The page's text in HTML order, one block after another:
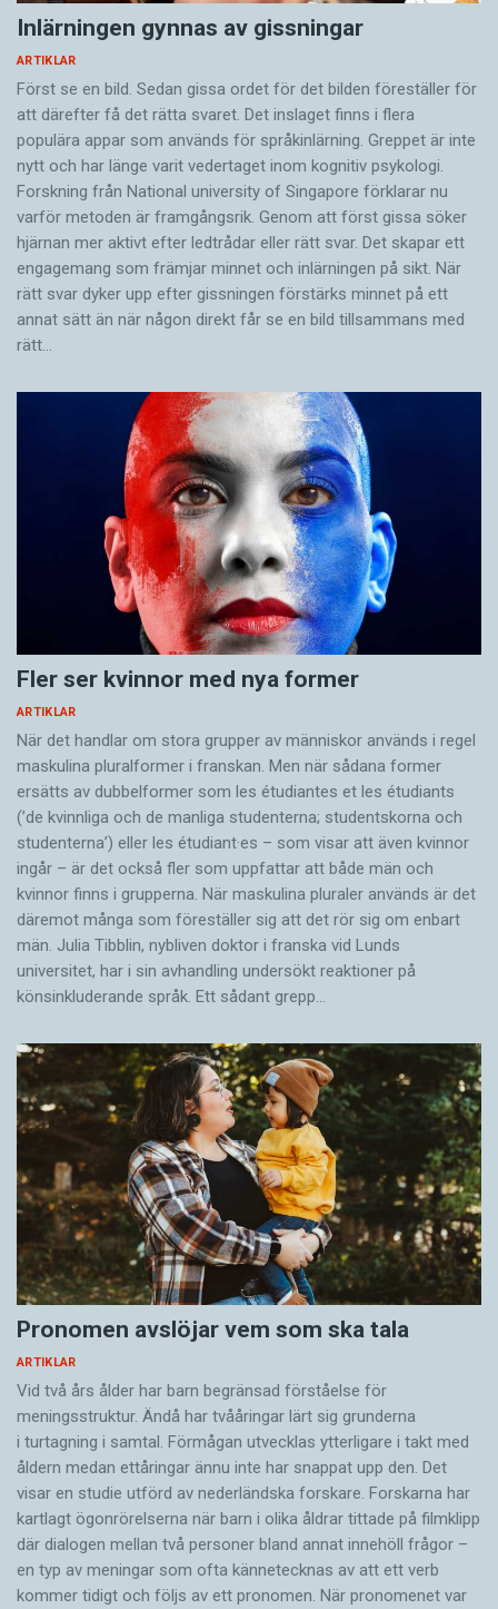
också skrivit böcker om flerspråkighet och
håller föreläsningar i ämnet för andra föräldrar.
Enligt Michelle Cadeau har barnens plats i
syskonskaran stor betydelse för hur väl de lär
sig tala sitt andraspråk, något som även stöds
av forskning.
– Det första barnet får ofta betydligt mer tid
och uppmärksamhet från föräldrarna än det
andra barnet, och det påverkar självfallet
möjligheten att lära sig sitt minoritetsspråk.
Michelle Cadeau är född och uppvuxen i
Sverige, men bor i dag i USA med sin man som
kommer från Haiti. Parets två barn talade
svenska ihop de första åren, men när äldsta
sonen började skolan övergick de till engelska.
– Den stora pojken tyckte att det var lättare
eftersom han talade engelska i skolan. Den lilla,
som gör allt för att bli som storebror, gjorde
likadant. Men när de pratar om eller är i Sverige
använder de svenska.
Michelle Cadeaus råd är att utnyttja tiden med
första barnet för att stärka minoritetsspråket
så mycket det går. När nästa barn kommer kan
man gärna be det stora barnet hjälpa till att tala
minoritetsspråket med sitt nya syskon.
– Efter några år kommer barnen att prata mer
första barnet då har lärt sig minoritetsspråket,
kan man glömma att tvåan ska göra det.
* Mamusiu, idziesz teraz do pracy (polska):
’Mamma, ska du gå och jobba nu?’
Baba, Juliaru didi? (persiska): ’Pappa, har du
sett Julia?’
Inlärningen gynnas av gissningar
ARTIKLAR
Först se en bild. Sedan gissa ordet för det bilden föreställer för
att därefter få det rätta svaret. Det inslaget finns i flera
populära appar som används för språkinlärning. Greppet är inte
nytt och har länge varit vedertaget inom kognitiv psykologi.
Forskning från National university of Singa­pore förklarar nu
varför metoden är framgångsrik. Genom att först gissa ­söker
hjärnan mer aktivt ­efter ledtrådar eller rätt svar. Det skapar ett
engagemang som främjar minnet och inlärningen på sikt. När
rätt svar dyker upp efter gissningen förstärks minnet på ett
annat sätt än när någon direkt får se en bild tillsammans med
rätt…
Fler ser kvinnor med nya former
ARTIKLAR
När det handlar om stora grupper av människor används i regel
maskulina pluralformer i franskan. Men när sådana ­former
ersätts av dubbel­former som les étudiantes et les étudiants
(’de kvinnliga och de manliga studenterna; studentskorna och
studenterna’) eller les étudiant·es – som visar att även kvinnor
ingår – är det också fler som uppfattar att både män och
kvinnor finns i grupperna. När maskulina pluraler används är det
där­emot många som föreställer sig att det rör sig om enbart
män. Julia Tibblin, nybliven doktor i franska vid Lunds
universitet, har i sin avhandling undersökt reaktioner på
könsinkluderande språk. Ett sådant grepp…
Pronomen avslöjar vem som ska tala
ARTIKLAR
Vid två års ålder har barn begränsad förståelse för
meningsstruktur. Ändå har tvååringar lärt sig grunderna
i turtagning i samtal. Förmågan utvecklas ytterligare i takt med
åldern medan ettåringar ännu inte har snappat upp den. Det
visar en studie utförd av nederländska forskare. Forskarna har
kartlagt ögonrörelserna när barn i olika åldrar tittade på filmklipp
där dialogen mellan två personer bland annat innehöll frågor –
en typ av meningar som ofta kännetecknas av att ett verb
kommer tidigt och följs av ett pronomen. När pronomenet var